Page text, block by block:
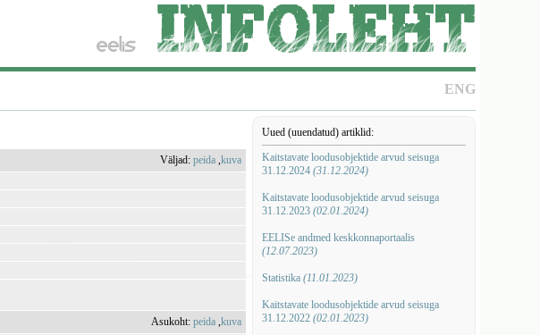
ENG
Uued (uuendatud) artiklid:
Kaitstavate loodusobjektide arvud seisuga
31.12.2024 (31.12.2024)
Kaitstavate loodusobjektide arvud seisuga
31.12.2023 (02.01.2024)
EELISe andmed keskkonnaportaalis
(12.07.2023)
Statistika (11.01.2023)
Kaitstavate loodusobjektide arvud seisuga
31.12.2022 (02.01.2023)
Väljad:peida ,kuva
Asukoht:peida ,kuva